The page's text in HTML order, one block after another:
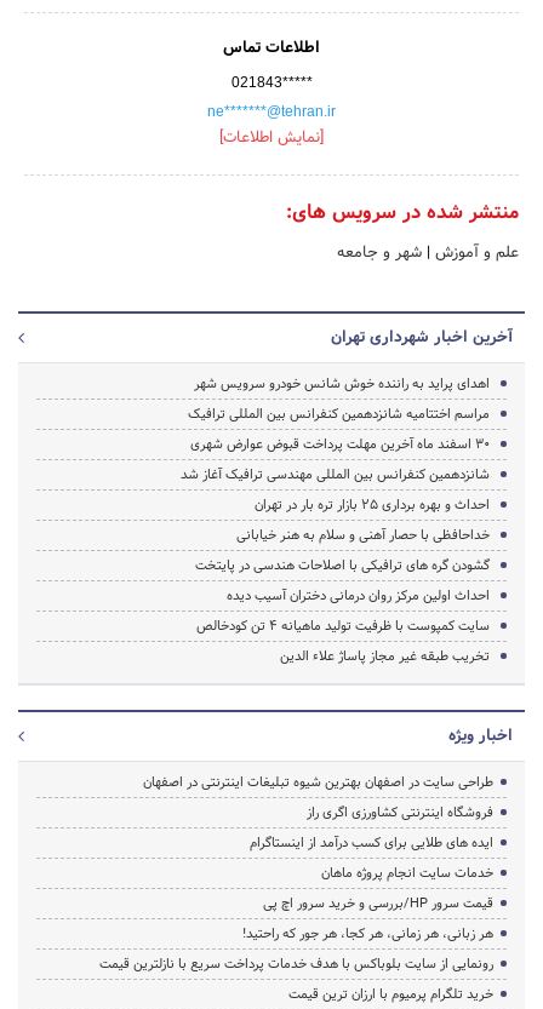
اطلاعات تماس
021843*****
ne*******@tehran.ir
[نمایش اطلاعات]
منتشر شده در سرویس های:
علم و آموزش | شهر و جامعه
آخرین اخبار شهرداری تهران
اهدای پراید به راننده خوش شانس خودرو سرویس شهر
مراسم اختتامیه شانزدهمین کنفرانس بین المللی ترافیک
30 اسفند ماه آخرین مهلت پرداخت قبوض عوارض شهری
شانزدهمین کنفرانس بین المللی مهندسی ترافیک آغاز شد
احداث و بهره برداری 25 بازار تره بار در تهران
خداحافظی با حصار آهنی و سلام به هنر خیابانی
گشودن گره های ترافیکی با اصلاحات هندسی در پایتخت
احداث اولین مرکز روان درمانی دختران آسیب دیده
سایت کمپوست با ظرفیت تولید ماهیانه 4 تن کودخالص
تخریب طبقه غیر مجاز پاساژ علاء الدین
اخبار ویژه
طراحی سایت در اصفهان بهترین شیوه تبلیغات اینترنتی در اصفهان
فروشگاه اینترنتی کشاورزی اگری راز
ایده های طلایی برای کسب درآمد از اینستاگرام
خدمات سایت انجام پروژه ماهان
قیمت سرور HP/بررسی و خرید سرور اچ پی
هر زبانی، هر زمانی، هر کجا، هر جور که راحتید!
رونمایی از سایت بلوباکس با هدف خدمات پرداخت سریع با نازلترین قیمت
خرید تلگرام پرمیوم با ارزان ترین قیمت